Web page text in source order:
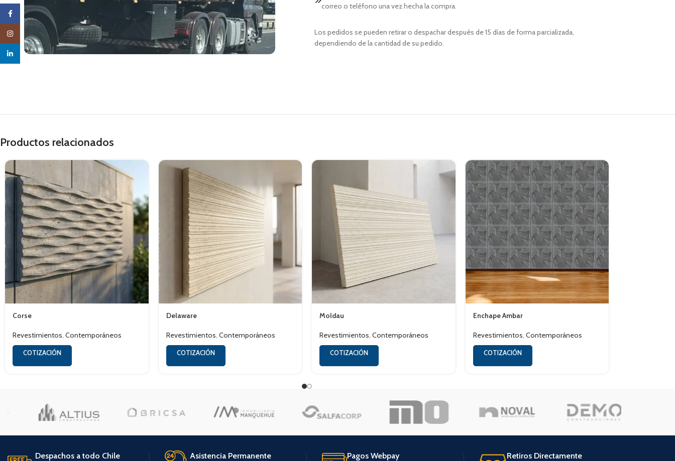
correo o teléfono una vez hecha la compra.
Los pedidos se pueden retirar o despachar después de 15 días de forma parcializada,
dependiendo de la cantidad de su pedido.
Productos relacionados
Corse
Revestimientos Contemporáneos
COTIZACIÓN
Delaware
Revestimientos Contemporáneos
COTIZACIÓN
Moldau
Revestimientos Contemporáneos
COTIZACIÓN
Enchape Ambar
Revestimientos Contemporáneos
COTIZACIÓN
Despachos a todo Chile Asistencia Permanente Pagos Webpay Retiros Directamente
Facebook
Instagram
linkedin